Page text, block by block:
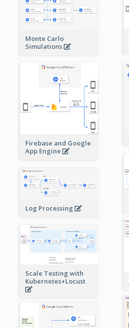
Monte Carlo
Simulations
Firebase and Google
App Engine
Log Processing
Scale Testing with
Kubernetes+Locust